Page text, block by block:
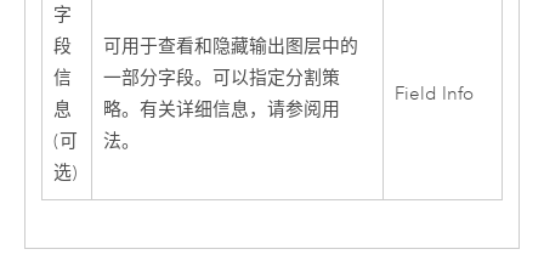
字
段
信
息
(可
选)
可用于查看和隐藏输出图层中的
一部分字段。可以指定分割策
略。有关详细信息，请参阅用
法。
Field Info